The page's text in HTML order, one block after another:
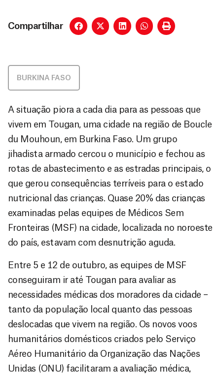
Compartilhar
BURKINA FASO
A situação piora a cada dia para as pessoas que
vivem em Tougan, uma cidade na região de Boucle
du Mouhoun, em Burkina Faso. Um grupo
jihadista armado cercou o município e fechou as
rotas de abastecimento e as estradas principais, o
que gerou consequências terríveis para o estado
nutricional das crianças. Quase 20% das crianças
examinadas pelas equipes de Médicos Sem
Fronteiras (MSF) na cidade, localizada no noroeste
do país, estavam com desnutrição aguda.
Entre 5 e 12 de outubro, as equipes de MSF
conseguiram ir até Tougan para avaliar as
necessidades médicas dos moradores da cidade –
tanto da população local quanto das pessoas
deslocadas que vivem na região. Os novos voos
humanitários domésticos criados pelo Serviço
Aéreo Humanitário da Organização das Nações
Unidas (ONU) facilitaram a avaliação médica,